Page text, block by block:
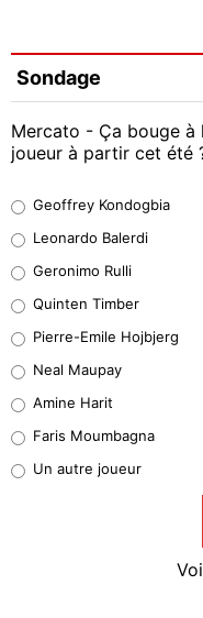
Sondage
Mercato - Ça bouge à
joueur à partir cet été
38%
32%
4%
1%
9%
Geoffrey Kondogbia
Leonardo Balerdi
Geronimo Rulli
Quinten Timber
Pierre-Emile Hojbjerg
Neal Maupay
Amine Harit
Faris Moumbagna
Un autre joueur